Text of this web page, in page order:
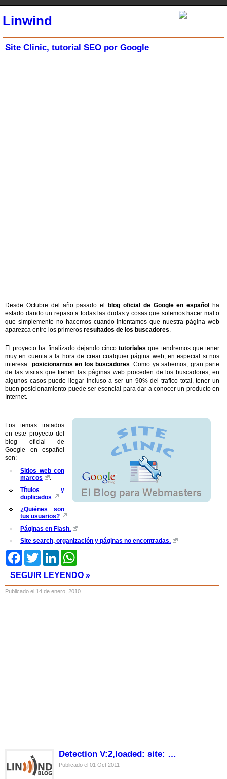
Linwind
Site Clinic, tutorial SEO por Google
Desde Octubre del año pasado el blog oficial de Google en español ha
estado dando un repaso a todas las dudas y cosas que solemos hacer mal o
que simplemente no hacemos cuando intentamos que nuestra página web
aparezca entre los primeros resultados de los buscadores.
El proyecto ha finalizado dejando cincotutoriales que tendremos que tener
muy en cuenta a la hora de crear cualquier página web, en especial si nos
interesa posicionarnos en los buscadores. Como ya sabemos, gran parte
de las visitas que tienen las páginas web proceden de los buscadores, en
algunos casos puede llegar incluso a ser un 90% del trafico total, tener un
buen posicionamiento puede ser esencial para dar a conocer un producto en
Internet.
Los temas tratados
en este proyecto del
blog oficial de
Google en español
son:
Sitios web con
marcos
.
Títulos y
duplicados
.
¿Quiénes son
tus usuarios?
Páginas en Flash.
Site search, organización y páginas no encontradas.
FacebookTwitter LinkedIn
SEGUIR LEYENDO »
Publicado el 14 de enero, 2010
Detection V:2,loaded: site: …
Publicado el 01 Oct 2011